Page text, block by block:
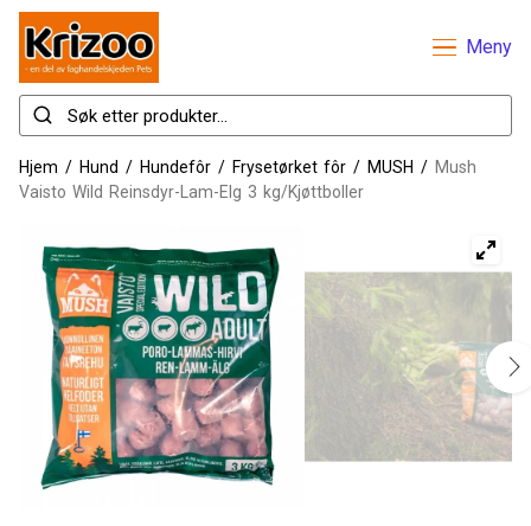
Meny
Hjem / Hund / Hundefôr / Frysetørket fôr / MUSH / Mush
Vaisto Wild Reinsdyr-Lam-Elg 3 kg/Kjøttboller